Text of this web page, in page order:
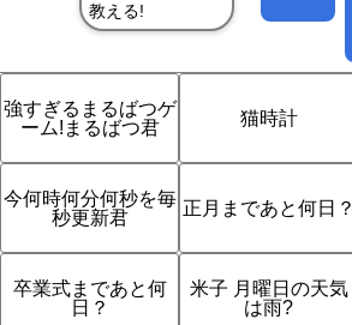
強すぎるまるばつゲ
ーム!まるばつ君
猫時計
今何時何分何秒を毎
秒更新君
正月まであと何日？
卒業式まであと何
日？
米子 月曜日の天気
は雨?